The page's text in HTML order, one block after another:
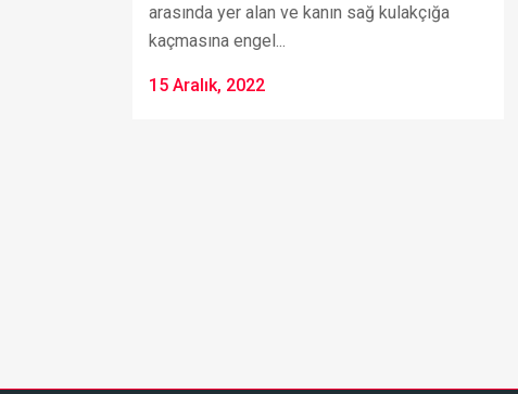
arasında yer alan ve kanın sağ kulakçığa
kaçmasına engel...
15 Aralık, 2022